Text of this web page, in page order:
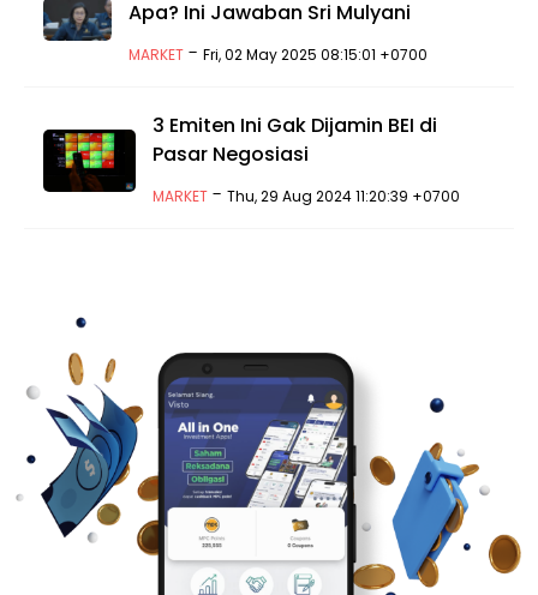
Apa? Ini Jawaban Sri Mulyani
MARKET -Fri, 02 May 2025 08:15:01 +0700
3 Emiten Ini Gak Dijamin BEI di
Pasar Negosiasi
MARKET- Thu, 29 Aug 2024 11:20:39 +0700